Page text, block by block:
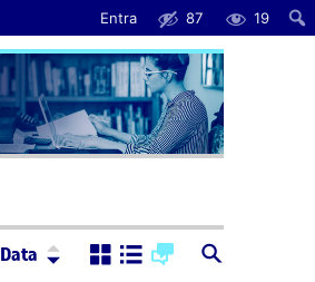
Entra 87 19
Data Ordre: Descendent